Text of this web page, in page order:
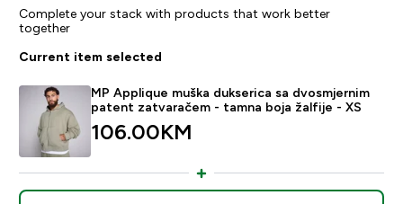
Complete your stack with products that work better
together
Current item selected
MP Applique muška dukserica sa dvosmjernim
patent zatvaračem - tamna boja žalfije - XS
106.00KM‎